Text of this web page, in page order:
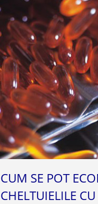
CUM SE POT
CHELTUIELILE